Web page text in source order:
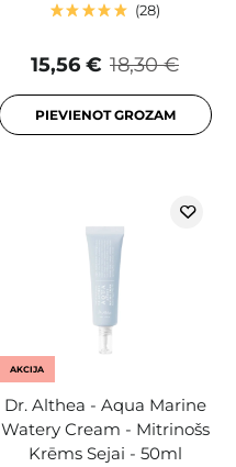
28
18,30 €
15,56 €
PIEVIENOT GROZAM
AKCIJA
Dr. Althea - Aqua Marine
Watery Cream - Mitrinošs
Krēms Sejai - 50ml